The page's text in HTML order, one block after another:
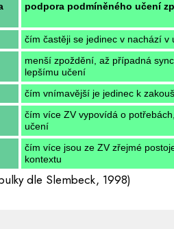
podpora podmíněného učení
čím častěji se jedinec v nachází
menší zpoždění, až případná
lepšímu učení
čím vnímavější je jedinec k
čím více ZV vypovídá o
učení
čím více jsou ze ZV zřejmé
kontextu
dle Slembeck, 1998)